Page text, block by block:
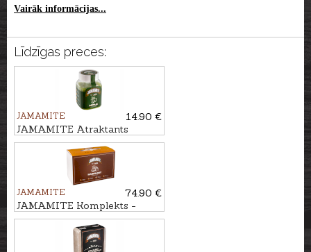
Vairāk informācijas...
Līdzīgas preces:
JAMAMITE
14.90 €
JAMAMITE Atraktants
ĀBOLS, 450ml
JAMAMITE
74.90 €
JAMAMITE Komplekts -
atraktants LAZDU RIEKSTI,